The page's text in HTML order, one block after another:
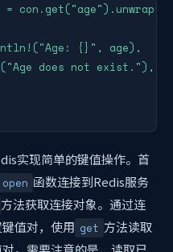
= con.get("age").unwrap();
{}", age),
does not exist."),
实现简单的键值操作。首
函数连接到Redis服务
方法获取连接对象。通过连
值对，使用 get 方法读取